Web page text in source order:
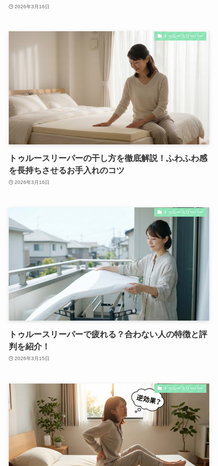
2026年3月16日
トゥルースリーパー
トゥルースリーパーの干し方を徹底解説！ふわふわ感
を長持ちさせるお手入れのコツ
2026年3月16日
トゥルースリーパー
トゥルースリーパーで疲れる？合わない人の特徴と評
判を紹介！
2026年3月15日
トゥルースリーパー